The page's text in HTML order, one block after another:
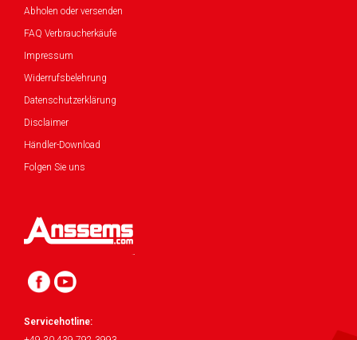
Abholen oder versenden
FAQ Verbraucherkäufe
Impressum
Widerrufsbelehrung
Datenschutzerklärung
Disclaimer
Händler-Download
Folgen Sie uns
Servicehotline: